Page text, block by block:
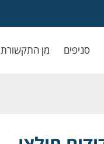
סניפים מן התקשורת